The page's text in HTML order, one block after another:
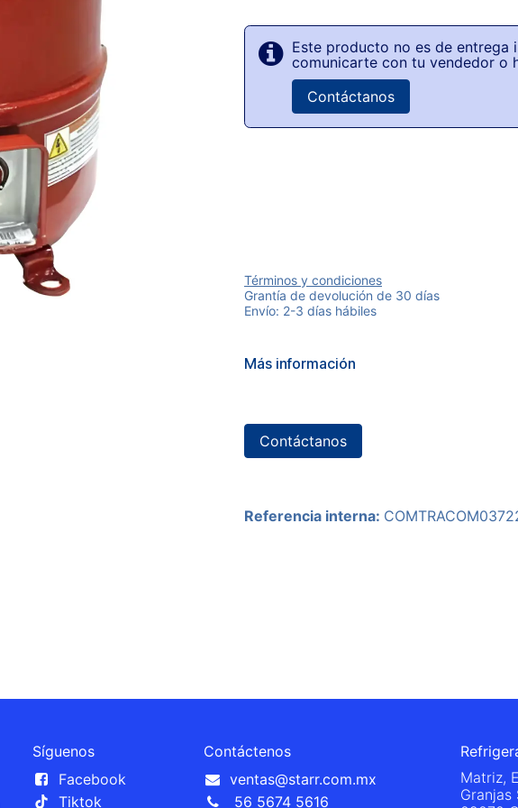
Este producto no es de entrega
comunicarte con tu vendedor o
Contáctanos
Términos y condiciones
Grantía de devolución de 30 días
Envío: 2-3 días hábiles
Más información
Contáctanos
Referencia interna:
Síguenos
Facebook
Tiktok
Contáctenos
ventas@starr.com.mx
56 5674 5616
Matriz,
Granjas